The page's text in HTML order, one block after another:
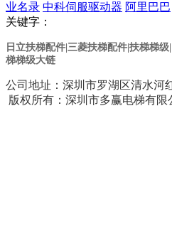
业名录 中科伺服驱动器 阿里巴巴
关键字：
日立扶梯配件|三菱扶梯配件|扶梯梯
梯梯级大链
公司地址：深圳市罗湖区清水河
版权所有：深圳市多赢电梯有限